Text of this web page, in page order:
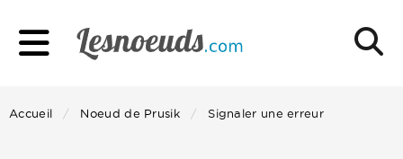
Accueil Noeud de Prusik Signaler une erreur